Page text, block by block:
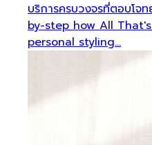
บริการครบวงจรที่ตอบโจ
by-step how All
personal styling…